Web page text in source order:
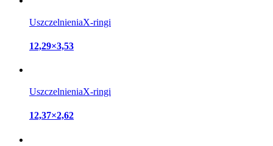
UszczelnieniaX-ringi
12,29×3,53
UszczelnieniaX-ringi
12,37×2,62